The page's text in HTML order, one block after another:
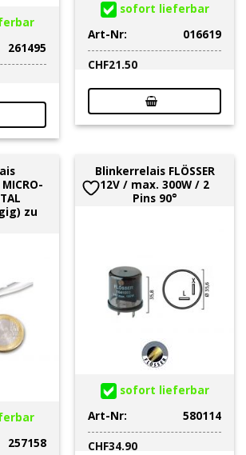
261495
sofort lieferbar
Art-Nr:
016619
CHF21.50
zu
257158
Blinkerrelais FLÖSSER
12V / max. 300W / 2
Pins 90°
sofort lieferbar
Art-Nr:
580114
CHF34.90